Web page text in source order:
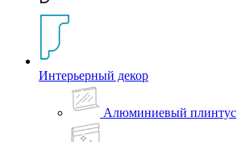
Интерьерный декор
Алюминиевый плинтус